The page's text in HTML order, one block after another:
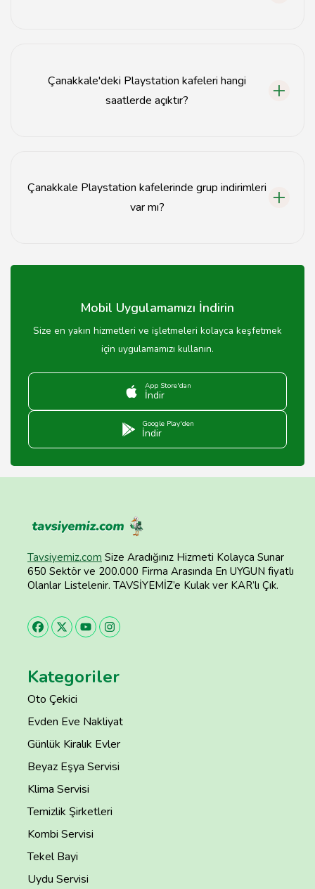
Çanakkale'deki Playstation kafeleri hangi
saatlerde açıktır?
Çanakkale Playstation kafelerinde grup indirimleri
var mı?
sunmaktadır. Detaylar için mekanlarla iletişime
Mobil Uygulamamızı İndirin
Size en yakın hizmetleri ve işletmeleri kolayca keşfetmek
için uygulamamızı kullanın.
App Store'dan
İndir
Google Play'den
İndir
Tavsiyemiz.com Size Aradığınız Hizmeti Kolayca Sunar
650 Sektör ve 200.000 Firma Arasında En UYGUN fiyatlı
Olanlar Listelenir. TAVSİYEMİZ’e Kulak ver KAR’lı Çık.
Kategoriler
Oto Çekici
Evden Eve Nakliyat
Günlük Kiralık Evler
Beyaz Eşya Servisi
Klima Servisi
Temizlik Şirketleri
Kombi Servisi
Tekel Bayi
Uydu Servisi